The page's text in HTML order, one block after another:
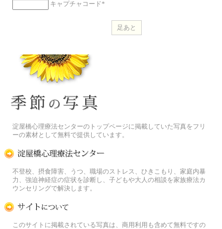
キャプチャコード *
淀屋橋心理療法センターのトップページに掲載していた写真をフリ
ーの素材として無料で提供しています。
不登校、摂食障害、うつ、職場のストレス、ひきこもり、家庭内暴
力、強迫神経症の症状を診断し、子どもや大人の相談を家族療法カ
ウンセリングで解決します。
このサイトに掲載されている写真は、商用利用も含めて無料ですの